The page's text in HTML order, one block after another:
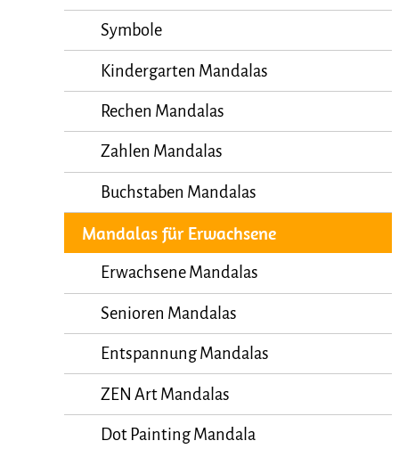
Symbole
Kindergarten Mandalas
Rechen Mandalas
Zahlen Mandalas
Buchstaben Mandalas
Mandalas für Erwachsene
Erwachsene Mandalas
Senioren Mandalas
Entspannung Mandalas
ZEN Art Mandalas
Dot Painting Mandala